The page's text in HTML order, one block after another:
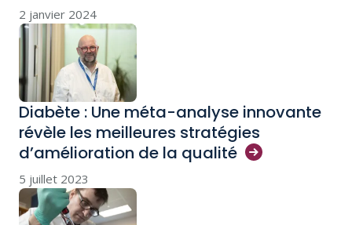
2 janvier 2024
Diabète : Une méta-analyse innovante
révèle les meilleures stratégies
d’amélioration de la qualité
5 juillet 2023